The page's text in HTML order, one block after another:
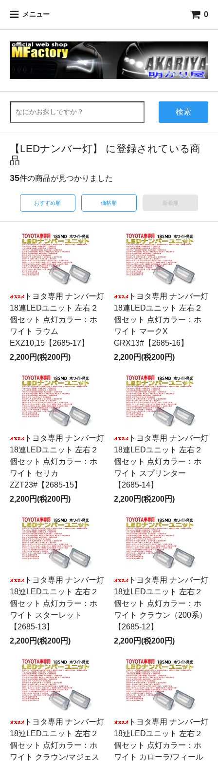
メニュー 0
検索
【LEDナンバー灯】 に登録されている商
品
35件の商品が見つかりました
おすすめ順 価格順 新着順
トヨタ専用 ナンバー灯
18連LEDユニット 左右２
個セット 点灯カラー：ホ
ワイト ラウム
EXZ10,15【2685-17】
2,200円(税200円)
トヨタ専用 ナンバー灯
18連LEDユニット 左右２
個セット 点灯カラー：ホ
ワイト マークX
GRX13#【2685-16】
2,200円(税200円)
トヨタ専用 ナンバー灯
18連LEDユニット 左右２
個セット 点灯カラー：ホ
ワイト セリカ
ZZT23#【2685-15】
2,200円(税200円)
トヨタ専用 ナンバー灯
18連LEDユニット 左右２
個セット 点灯カラー：ホ
ワイト スプリンター
【2685-14】
2,200円(税200円)
トヨタ専用 ナンバー灯
18連LEDユニット 左右２
個セット 点灯カラー：ホ
ワイト スターレット
【2685-13】
2,200円(税200円)
トヨタ専用 ナンバー灯
18連LEDユニット 左右２
個セット 点灯カラー：ホ
ワイト クラウン（200系）
【2685-12】
2,200円(税200円)
トヨタ専用 ナンバー灯
18連LEDユニット 左右２
個セット 点灯カラー：ホ
ワイト クラウン/マジェス
トヨタ専用 ナンバー灯
18連LEDユニット 左右２
個セット 点灯カラー：ホ
ワイト カローラ/フィール